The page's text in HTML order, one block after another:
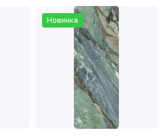
Новинка